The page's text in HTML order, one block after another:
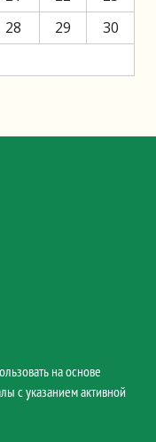
28 29
30
на основе
с указанием активной